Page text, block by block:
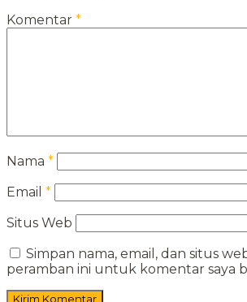
Komentar *
Nama *
Email *
Situs Web
Simpan nama, email, dan situs
peramban ini untuk komentar saya